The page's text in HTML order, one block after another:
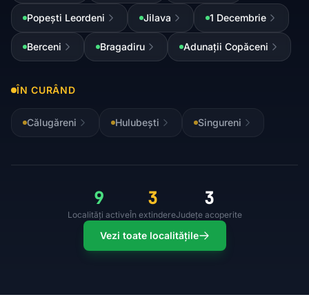
Popești Leordeni Jilava 1 Decembrie
Berceni Bragadiru Adunații Copăceni
ÎN CURÂND
Călugăreni Hulubești Singureni
9
Localități active
3
În extindere
3
Județe acoperite
Vezi toate localitățile